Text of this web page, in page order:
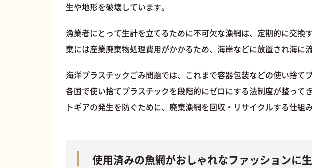
生や地形を破壊しています。
漁業者にとって生計を立てるために不可欠な漁網は、定期的に交換
棄には産業廃棄物処理費用がかかるため、海岸などに放置され海に
海洋プラスチックごみ問題では、これまで容器包装などの使い捨て
各国で使い捨てプラスチックを段階的にゼロにする法制度が整って
トギアの発生を防ぐために、廃棄漁網を回収・リサイクルする仕組
使用済みの魚網がおしゃれなファッションに